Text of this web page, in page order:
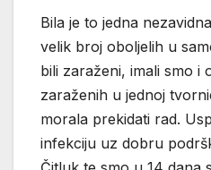
Bila je to jedna
velik broj oboljelih u
bili zaraženi, imali smo i
zaraženih u jednoj
morala prekidati rad.
infekciju uz dobru